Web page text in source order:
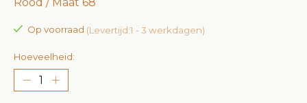
Op voorraad (Levertijd:1 - 3 werkdagen)
Hoeveelheid: